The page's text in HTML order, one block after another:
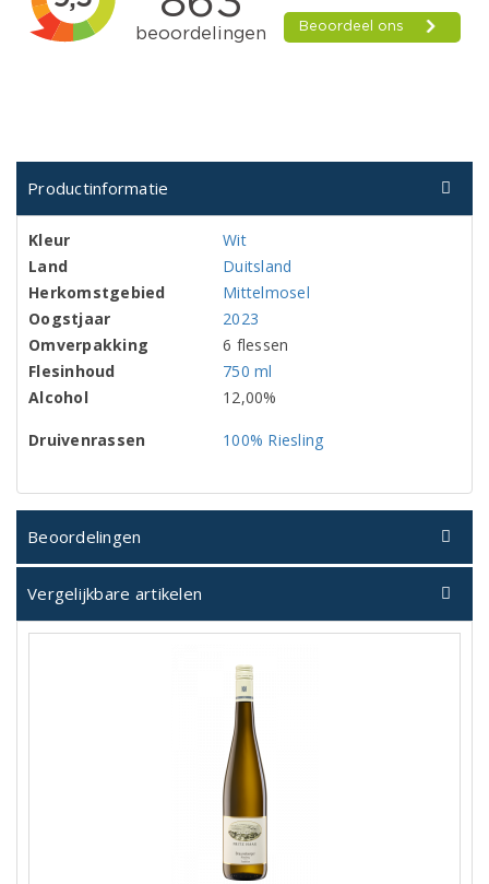
Productinformatie
Kleur
Wit
Land
Duitsland
Herkomstgebied
Mittelmosel
Oogstjaar
2023
Omverpakking
6 flessen
Flesinhoud
750 ml
Alcohol
12,00%
Druivenrassen 100% Riesling
Beoordelingen
Vergelijkbare artikelen